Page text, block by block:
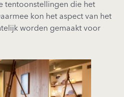
tentoonstellingen die het
kon het aspect van het
worden gemaakt voor